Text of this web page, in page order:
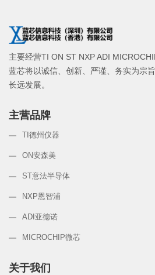
主要经营TI ON ST NXP ADI
蓝芯将以诚信、创新、严谨、务实为宗
长远发展。
主营品牌
TI德州仪器
ON安森美
ST意法半导体
NXP恩智浦
ADI亚德诺
MICROCHIP微芯
关于我们